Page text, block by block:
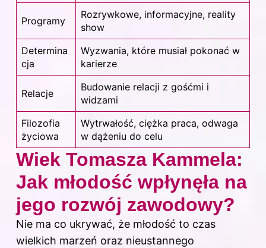
Programy
Rozrywkowe, informacyjne, reality
show
Determina
cja
Wyzwania, które musiał pokonać w
karierze
Relacje
Budowanie relacji z gośćmi i
widzami
Filozofia
życiowa
Wytrwałość, ciężka praca, odwaga
w dążeniu do celu
Wiek Tomasza Kammela:
Jak młodość wpłynęła na
jego rozwój zawodowy?
Nie ma co ukrywać, że młodość to czas
wielkich marzeń oraz nieustannego